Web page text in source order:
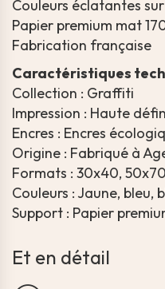
Couleurs éclatantes
Papier premium mat
Fabrication française
Caractéristiques
Collection : Graffiti
Impression : Haute
Encres : Encres
Origine : Fabriqué à
Formats : 30x40,
Couleurs : Jaune, bleu,
Support : Papier
Et en détail